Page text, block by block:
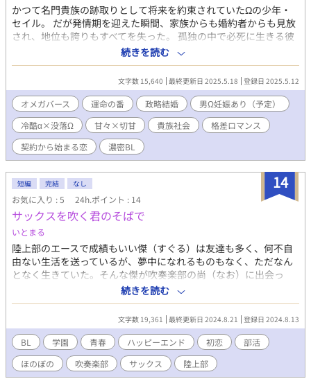
かつて名門貴族の跡取りとして将来を約束されていたΩの少年・
セイル。 だが発情期を迎えた瞬間、家族からも婚約者からも見放
され、地位も誇りもすべてを失った。 孤独の中で必死に生きる彼
のもとに、ある日「君を“買いたい”という貴族が現れた」との知
らせが届く。 現れたのは、かつてセイルを拒絶した冷酷なα──
リオン・フェルセスだった。 「偽りでもいい。番として“共に在
れ”」 憎しみと未練が交錯する中、二人は再び契約で結ばれる。
けれど、それは“ただの契約”では終わらなかった──。 偽りから
始まる、歪で甘い運命の番の物語。 登場人物 ◆セイル・ユルグレ
イン（19歳） 元・侯爵家の嫡男。Ω。 異常なほど番との相性が低
く、長らく“番を持てないΩ”として冷遇される。 幼い頃からαと認
識されて育ち、Ωだと判明してから人生が一変。 気丈で理知的だ
次期公爵家当主。α。 かつてセイルの婚約者だったが、「番にな
らない」と冷たく拒絶した過去がある。 完璧な容姿と頭脳を持つ
が、人間関係においては極端に不器用。 セイルを拒絶した理由に
は、“ある秘密”がある。 ◆ラディス・クロウェル（26歳） リオン
の従兄で宰相補佐。β。 セイルの過去を知っており、たびたび二
人に助言や皮肉を投げかける存在。 社交的で女好きだが、感情の
裏側を決して見せない策士タイプ。
続きを読む
文字数 15,640 最終更新日 2025.5.18 登録日 2025.5.12
オメガバース 運命の番 政略結婚
男Ω妊娠あり（予定）
冷酷α×没落Ω
甘々×切甘 貴族社会
格差ロマンス
契約から始まる恋
濃密BL
14
短編 完結 なし
お気に入り : 5 24h.ポイント : 14
サックスを吹く君のそばで
いとまる
陸上部のエースで成績もいい傑（すぐる）は友達も多く、何不自
由ない生活を送っているが、夢中になれるものもなく、ただなん
となく生きていた。そんな傑が吹奏楽部の尚（なお）に出会っ
て、いろいろな感情を知って恋に発展していく。ーー綾や千鶴、
周りの友人たちとの人間関係も重なり合いながら、夏の終わりに
続きを読む
文字数 19,361 最終更新日 2024.8.21 登録日 2024.8.13
BL 学園 青春 ハッピーエンド 初恋
部活
ほのぼの
吹奏楽部 サックス 陸上部